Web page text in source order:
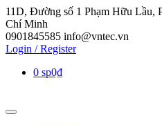
11D, Đường số 1 Phạm Hữu Lầu,
Chí Minh
0901845585 info@vntec.vn
Login / Register
0 sp0₫